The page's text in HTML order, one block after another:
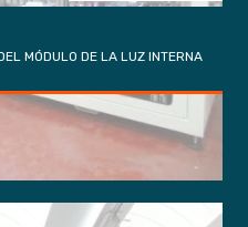
MÓDULO DE LA LUZ INTERNA